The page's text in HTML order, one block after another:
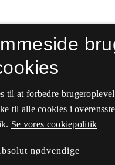
til at forbedre
til alle cookies i
Se vores cookiepolitik
nødvendige